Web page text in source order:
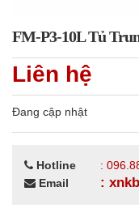
FM-P3-10L Tủ
Liên hệ
Đang cập nhật
Hotline
:
Email
: